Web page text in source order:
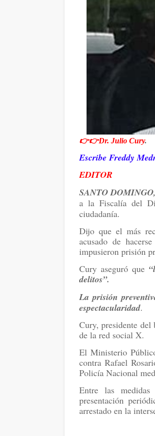
👉👉Dr. Julio Cury.
Escribe Freddy
EDITOR
SANTO
a la Fiscalía del
ciudadanía.
Dijo que el más
acusado de
impusieron prisión
Cury aseguró que
delitos”.
La prisión
espectacularidad.
Cury, presidente del
de la red social X.
El Ministerio
contra Rafael
Policía Nacional
Entre las medidas
presentación
arrestado en la